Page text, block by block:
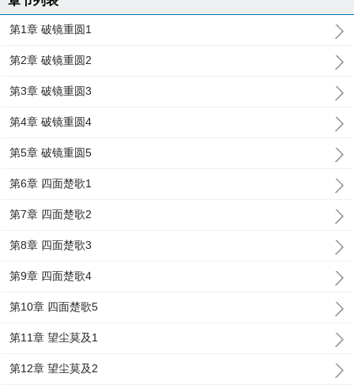
第1章 破镜重圆1
第2章 破镜重圆2
第3章 破镜重圆3
第4章 破镜重圆4
第5章 破镜重圆5
第6章 四面楚歌1
第7章 四面楚歌2
第8章 四面楚歌3
第9章 四面楚歌4
第10章 四面楚歌5
第11章 望尘莫及1
第12章 望尘莫及2